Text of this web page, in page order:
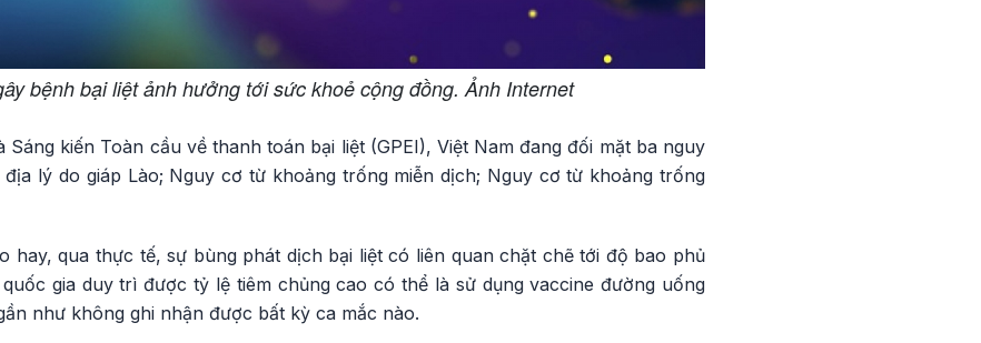
bệnh bại liệt ảnh hưởng tới sức khoẻ cộng đồng. Ảnh Internet
kiến Toàn cầu về thanh toán bại liệt (GPEI), Việt Nam đang đối mặt ba nguy
lý do giáp Lào; Nguy cơ từ khoảng trống miễn dịch; Nguy cơ từ khoảng trống
hay, qua thực tế, sự bùng phát dịch bại liệt có liên quan chặt chẽ tới độ bao phủ
gia duy trì được tỷ lệ tiêm chủng cao có thể là sử dụng vaccine đường uống
như không ghi nhận được bất kỳ ca mắc nào.